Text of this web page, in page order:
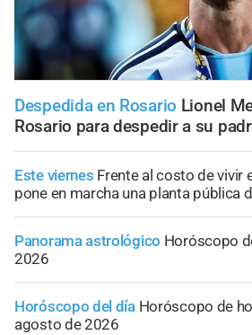
Despedida en Rosario Lionel
Rosario para despedir a su
Este viernes Frente al costo de vivir
pone en marcha una planta pública
Panorama astrológico Horóscopo
2026
Horóscopo del día Horóscopo de
agosto de 2026